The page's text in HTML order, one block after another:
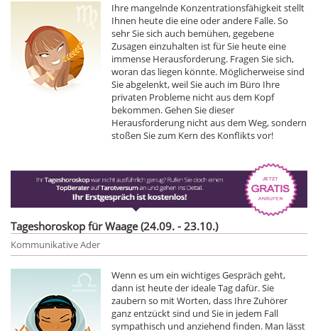
Ihre mangelnde Konzentrationsfähigkeit stellt
Ihnen heute die eine oder andere Falle. So
sehr Sie sich auch bemühen, gegebene
Zusagen einzuhalten ist für Sie heute eine
immense Herausforderung. Fragen Sie sich,
woran das liegen könnte. Möglicherweise sind
Sie abgelenkt, weil Sie auch im Büro Ihre
privaten Probleme nicht aus dem Kopf
bekommen. Gehen Sie dieser
Herausforderung nicht aus dem Weg, sondern
stoßen Sie zum Kern des Konflikts vor!
Tageshoroskop für Waage (24.09. - 23.10.)
Kommunikative Ader
Wenn es um ein wichtiges Gespräch geht,
dann ist heute der ideale Tag dafür. Sie
zaubern so mit Worten, dass Ihre Zuhörer
ganz entzückt sind und Sie in jedem Fall
sympathisch und anziehend finden. Man lässt